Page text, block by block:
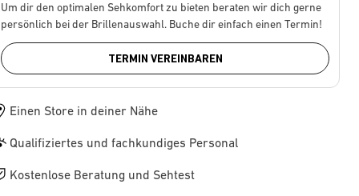
Um dir den optimalen Sehkomfort zu bieten beraten wir dich gerne
persönlich bei der Brillenauswahl. Buche dir einfach einen Termin!
TERMIN VEREINBAREN
Einen Store in deiner Nähe
Qualifiziertes und fachkundiges Personal
Kostenlose Beratung und Sehtest